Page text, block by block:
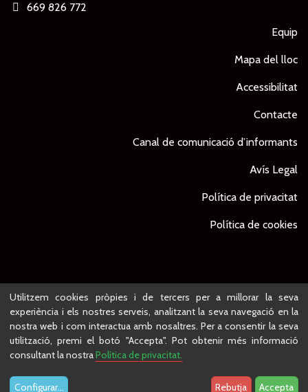
669 826 772
Equip
Mapa del lloc
Accessibilitat
Contacte
Canal de comunicació d’informants
Avís Legal
Política de privacitat
Política de cookies
© Ajuntament de Lleida - Projecte desenvolupat per
Utilitzem cookies pròpies i de tercers per a millorar la seva
experiència i els nostres serveis, analitzant la seva navegació en la
nostra web i com interactua amb nosaltres. Per a consentir la seva
utilització, premi el botó "Accepta". Pot obtenir més informació
consultant la nostraPolítica de privacitat.
Configurar... Rebutja Accepta